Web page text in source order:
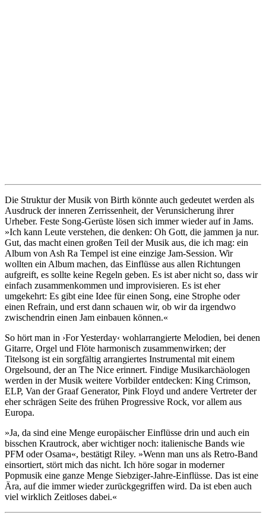
Die Struktur der Musik von Birth könnte auch gedeutet werden als
Ausdruck der inneren Zerrissenheit, der Verunsicherung ihrer
Urheber. Feste Song-Gerüste lösen sich immer wieder auf in Jams.
»Ich kann Leute verstehen, die denken: Oh Gott, die jammen ja nur.
Gut, das macht einen großen Teil der Musik aus, die ich mag: ein
Album von Ash Ra Tempel ist eine einzige Jam-Session. Wir
wollten ein Album machen, das Einflüsse aus allen Richtungen
aufgreift, es sollte keine Regeln geben. Es ist aber nicht so, dass wir
einfach zusammenkommen und improvisieren. Es ist eher
umgekehrt: Es gibt eine Idee für einen Song, eine Strophe oder
einen Refrain, und erst dann schauen wir, ob wir da irgendwo
zwischendrin einen Jam einbauen können.«
So hört man in ›For Yesterday‹ wohlarrangierte Melodien, bei denen
Gitarre, Orgel und Flöte harmonisch zusammenwirken; der
Titelsong ist ein sorgfältig arrangiertes Instrumental mit einem
Orgelsound, der an The Nice erinnert. Findige Musikarchäologen
werden in der Musik weitere Vorbilder entdecken: King Crimson,
ELP, Van der Graaf Generator, Pink Floyd und andere Vertreter der
eher schrägen Seite des frühen Progressive Rock, vor allem aus
Europa.
»Ja, da sind eine Menge europäischer Einflüsse drin und auch ein
bisschen Krautrock, aber wichtiger noch: italienische Bands wie
PFM oder Osama«, bestätigt Riley. »Wenn man uns als Retro-Band
einsortiert, stört mich das nicht. Ich höre sogar in moderner
Popmusik eine ganze Menge Siebziger-Jahre-Einflüsse. Das ist eine
Ära, auf die immer wieder zurückgegriffen wird. Da ist eben auch
viel wirklich Zeitloses dabei.«